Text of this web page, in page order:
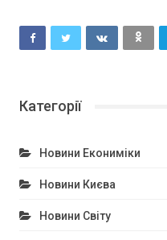
Категорії
Новини Екониміки
Новини Києва
Новини Світу